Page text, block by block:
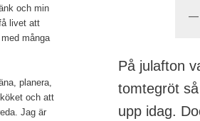
På julafton
tomtegröt
upp idag.
och min
livet att
många
planera,
och att
Jag är